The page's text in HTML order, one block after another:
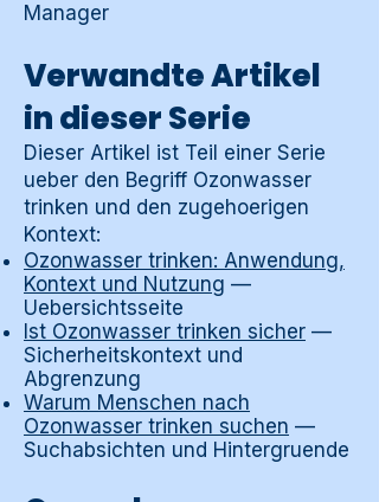
Manager
Verwandte Artikel
in dieser Serie
Dieser Artikel ist Teil einer Serie
ueber den Begriff Ozonwasser
trinken und den zugehoerigen
Kontext:
Ozonwasser trinken: Anwendung,
Kontext und Nutzung —
Uebersichtsseite
Ist Ozonwasser trinken sicher —
Sicherheitskontext und
Abgrenzung
Warum Menschen nach
Ozonwasser trinken suchen —
Suchabsichten und Hintergruende